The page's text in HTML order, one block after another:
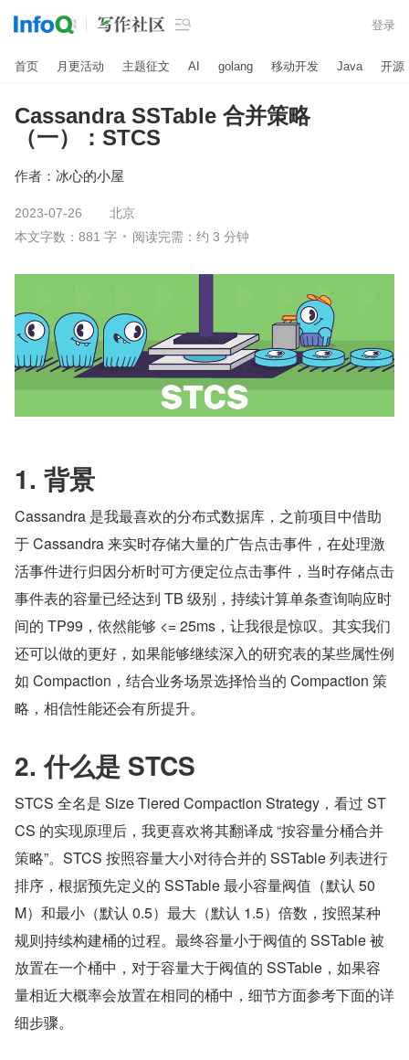
 登录
首页 月更活动 主题征文 AI golang 移动开发 Java 开源
Cassandra SSTable 合并策略
（一）：STCS
作者： 冰心的小屋
2023-07-26
北京
本文字数：881 字
阅读完需：约 3 分钟
1. 背景
Cassandra 是我最喜欢的分布式数据库，之前项目中借助
于 Cassandra 来实时存储大量的广告点击事件，在处理激
活事件进行归因分析时可方便定位点击事件，当时存储点击
事件表的容量已经达到 TB 级别，持续计算单条查询响应时
间的 TP99，依然能够 <= 25ms，让我很是惊叹。其实我们
还可以做的更好，如果能够继续深入的研究表的某些属性例
如 Compaction，结合业务场景选择恰当的 Compaction 策
略，相信性能还会有所提升。
2. 什么是 STCS
STCS 全名是 Size Tiered Compaction Strategy，看过 ST
CS 的实现原理后，我更喜欢将其翻译成 “按容量分桶合并
策略”。STCS 按照容量大小对待合并的 SSTable 列表进行
排序，根据预先定义的 SSTable 最小容量阀值（默认 50
M）和最小（默认 0.5）最大（默认 1.5）倍数，按照某种
规则持续构建桶的过程。最终容量小于阀值的 SSTable 被
放置在一个桶中，对于容量大于阀值的 SSTable，如果容
量相近大概率会放置在相同的桶中，细节方面参考下面的详
细步骤。